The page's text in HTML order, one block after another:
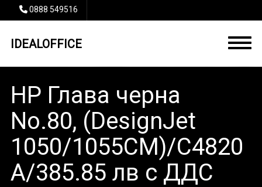
0888 549516
IDEALOFFICE
HP Глава черна
No.80, (DesignJet
1050/1055CM)/C4820
A/385.85 лв с ДДС